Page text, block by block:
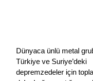
Dünyaca ünlü metal
Türkiye ve Suriye’deki
depremzedeler için